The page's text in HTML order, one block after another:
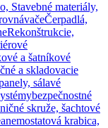
Stavebné materiály,
Čerpadlá,
Rekonštrukcie,
a šatníkové
a skladovacie
sálavé
bezpečnostné
skruže, šachtové
anemostatová krabica,